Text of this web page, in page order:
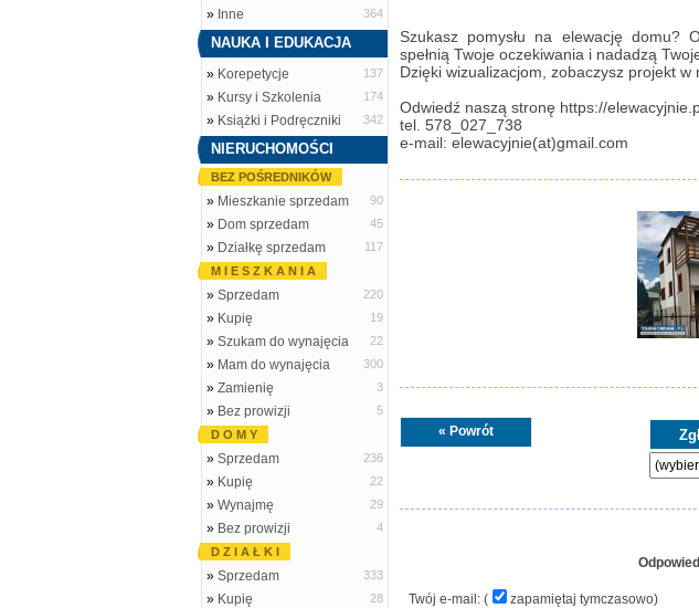
» Inne 364
NAUKA I EDUKACJA
» Korepetycje 137
» Kursy i Szkolenia 174
» Książki i Podręczniki 342
NIERUCHOMOŚCI
BEZ POŚREDNIKÓW
» Mieszkanie sprzedam 90
» Dom sprzedam 45
» Działkę sprzedam
117
M I E S Z K A N I A
» Sprzedam 220
» Kupię 19
» Szukam do wynajęcia 22
» Mam do wynajęcia 300
» Zamienię 3
» Bez prowizji
5
D O M Y
» Sprzedam 236
» Kupię 22
» Wynajmę 29
» Bez prowizji
4
D Z I A Ł K I
» Sprzedam 333
» Kupię 28
Szukasz pomysłu na elewację domu?
spełnią Twoje oczekiwania i nadadzą
Dzięki wizualizacjom, zobaczysz projekt w
Odwiedź naszą stronę https://
tel. 578_027_738
e-mail: elewacyjnie(at)gmail.com
« Powrót
Twój e-mail: ( zapamiętaj tymczasowo)